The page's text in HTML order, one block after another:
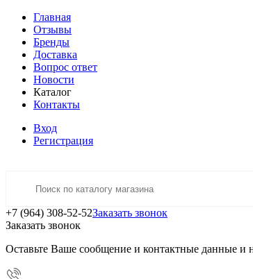
Главная
Отзывы
Бренды
Доставка
Вопрос ответ
Новости
Каталог
Контакты
Вход
Регистрация
+7 (964) 308-52-52Заказать звонок
Заказать звонок
Оставьте Ваше сообщение и контактные данные и